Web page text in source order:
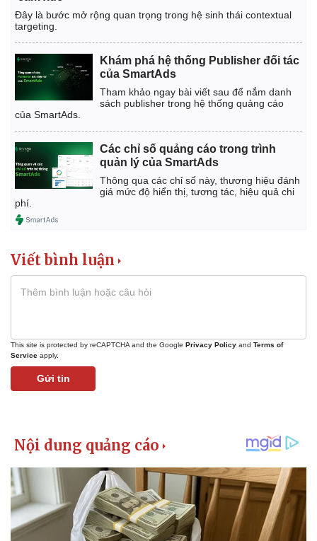
Pháp luật
Vụ án
Tin nóng
Quân sự - Quốc phòng
Vũ khí
Việt Nam
Đây là bước mở rộng quan trọng trong hệ sinh thái contextual
targeting.
Khám phá hệ thống Publisher đối tác
của SmartAds
Tham khảo ngay bài viết sau để nắm danh
sách publisher trong hệ thống quảng cáo
của SmartAds.
Các chỉ số quảng cáo trong trình
quản lý của SmartAds
Thông qua các chỉ số này, thương hiệu đánh
giá mức độ hiển thị, tương tác, hiệu quả chi
phí.
Viết bình luận
This site is protected by reCAPTCHA and the Google Privacy Policy and Terms of
Service apply.
Gửi tin